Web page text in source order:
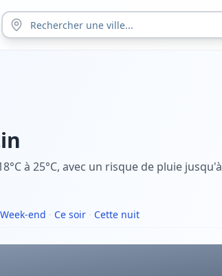
à 25°C, avec un risque de pluie jusqu'à
Week-end · Ce soir · Cette nuit